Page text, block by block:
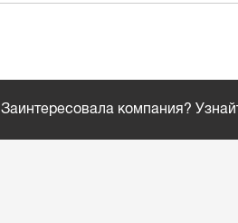
Заинтересовала компания?